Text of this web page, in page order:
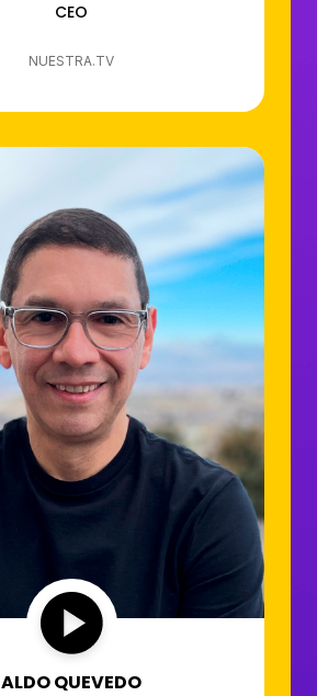
CEO
NUESTRA.TV
ALDO QUEVEDO